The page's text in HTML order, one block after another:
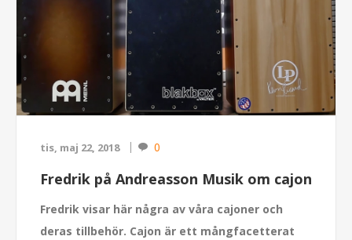
tis, maj 22, 2018 0
Fredrik på Andreasson Musik om cajon
Fredrik visar här några av våra cajoner och
deras tillbehör. Cajon är ett mångfacetterat